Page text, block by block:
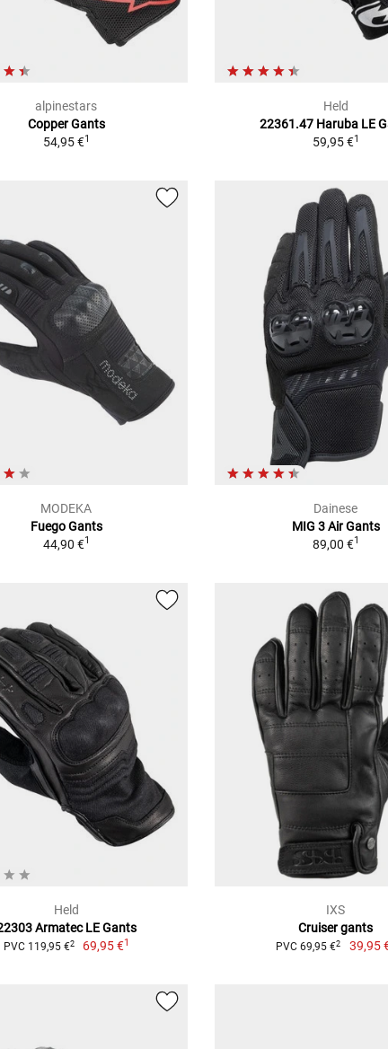
alpinestars
Copper Gants
54,95 €1
Held
22361.47 Haruba LE
59,95 €1
MODEKA
Fuego Gants
44,90 €1
Dainese
MIG 3 Air Gants
89,00 €1
Held
Armatec LE Gants
PVC 119,95 €2 69,95 €1
IXS
Cruiser gants
PVC 69,95 €2 39,95